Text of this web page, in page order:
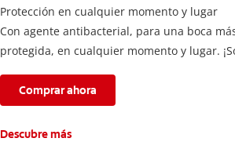
Protección en cualquier momento y lugar
Con agente antibacterial, para una boca
protegida, en cualquier momento y lugar.
Comprar ahora
Descubre más